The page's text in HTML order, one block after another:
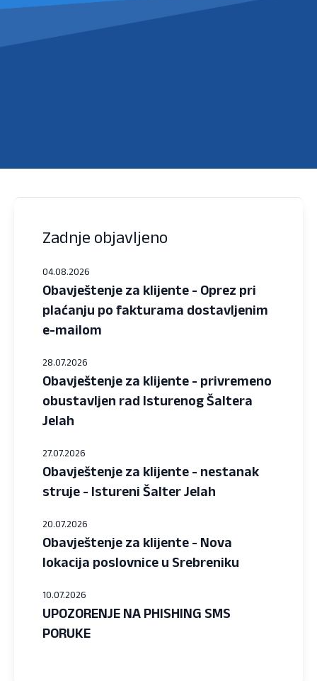
Zadnje objavljeno
04.08.2026
Obavještenje za klijente - Oprez pri
plaćanju po fakturama dostavljenim
e-mailom
28.07.2026
Obavještenje za klijente - privremeno
obustavljen rad Isturenog Šaltera
Jelah
27.07.2026
Obavještenje za klijente - nestanak
struje - Istureni Šalter Jelah
20.07.2026
Obavještenje za klijente - Nova
lokacija poslovnice u Srebreniku
10.07.2026
UPOZORENJE NA PHISHING SMS
PORUKE